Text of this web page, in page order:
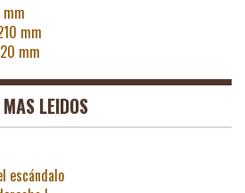
mm
mm
MAS LEIDOS
escándalo